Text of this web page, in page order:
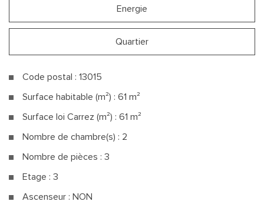
Energie
Quartier
Code postal : 13015
Surface habitable (m²) : 61 m²
Surface loi Carrez (m²) : 61 m²
Nombre de chambre(s) : 2
Nombre de pièces : 3
Etage : 3
Ascenseur : NON